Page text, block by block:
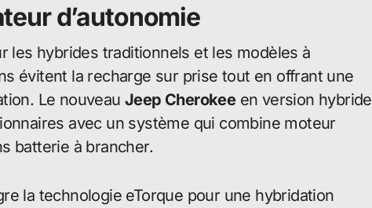
d’autonomie
les hybrides traditionnels et les modèles à
évitent la recharge sur prise tout en offrant une
Le nouveau Jeep Cherokeeen version hybride
avec un système qui combine moteur
batterie à brancher.
la technologie eTorque pour une hybridation